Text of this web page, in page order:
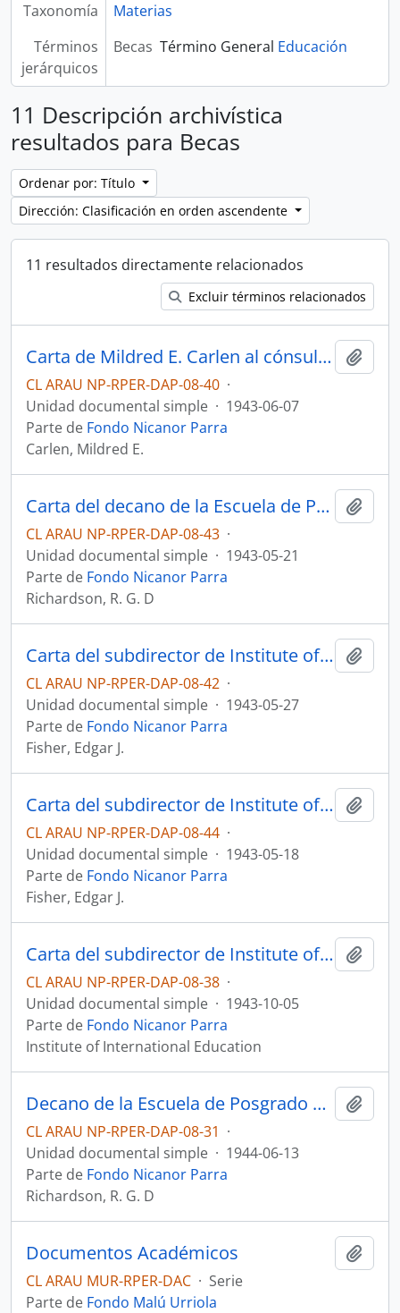
Taxonomía
Materias
Términos
jerárquicos
Becas Término General Educación
11 Descripción archivística
resultados para Becas
Ordenar por: Título
Dirección: Clasificación en orden ascendente
11 resultados directamente relacionados
Excluir términos relacionados
Carta de Mildred E. Carlen al cónsul de los Estados Unidos sobre admisión de Nicanor Parra en Brown University
CL ARAU NP-RPER-DAP-08-40 ·
Unidad documental simple · 1943-06-07
Parte de Fondo Nicanor Parra
Carlen, Mildred E.
Carta del decano de la Escuela de Posgrado a Edgar J. Fisher sobre admisión de Nicanor Parra
CL ARAU NP-RPER-DAP-08-43 ·
Unidad documental simple · 1943-05-21
Parte de Fondo Nicanor Parra
Richardson, R. G. D
Carta del subdirector de Institute of International Education a R. G. D. Richardson sobre beca de matrícula de Nicanor Parra
CL ARAU NP-RPER-DAP-08-42 ·
Unidad documental simple · 1943-05-27
Parte de Fondo Nicanor Parra
Fisher, Edgar J.
Carta del subdirector de Institute of International Education a R. G. D. Richardson sobre candidato a beca de matrícula en Brown University
CL ARAU NP-RPER-DAP-08-44 ·
Unidad documental simple · 1943-05-18
Parte de Fondo Nicanor Parra
Fisher, Edgar J.
Carta del subdirector de Institute of International Education al decano de la Escuela de Posgrado sobre llegada de Nicanor Parra
CL ARAU NP-RPER-DAP-08-38 ·
Unidad documental simple · 1943-10-05
Parte de Fondo Nicanor Parra
Institute of International Education
Decano de la Escuela de Posgrado a Edgar J. Fisher sobre Nicanor Parra
CL ARAU NP-RPER-DAP-08-31 ·
Unidad documental simple · 1944-06-13
Parte de Fondo Nicanor Parra
Richardson, R. G. D
Documentos Académicos
CL ARAU MUR-RPER-DAC · Serie
Parte de Fondo Malú Urriola